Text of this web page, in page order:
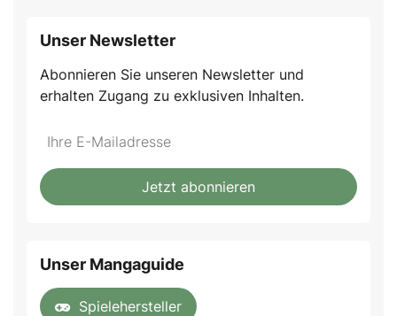
Unser Newsletter
Abonnieren Sie unseren Newsletter und
erhalten Zugang zu exklusiven Inhalten.
Do
fill
this
*Ihre
Mailadresse:
Jetzt abonnieren
Unser Mangaguide
Spielehersteller